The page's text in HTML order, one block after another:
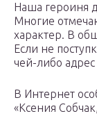
Наша героиня
Многие
характер. В
Если не
чей-либо
В Интернет
«Ксения